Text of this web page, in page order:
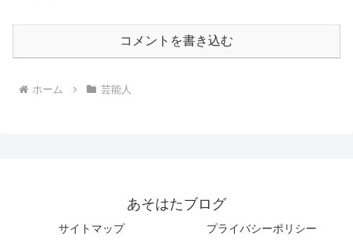
コメントを書き込む
ホーム 芸能人
あそはたブログ
サイトマップ プライバシーポリシー